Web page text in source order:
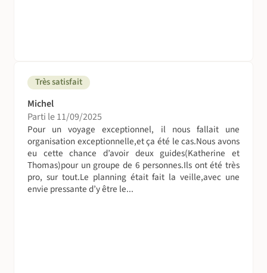
Très satisfait
Michel
Parti le 11/09/2025
Pour un voyage exceptionnel, il nous fallait une
organisation exceptionnelle,et ça été le cas.Nous avons
eu cette chance d’avoir deux guides(Katherine et
Thomas)pour un groupe de 6 personnes.Ils ont été très
pro, sur tout.Le planning était fait la veille,avec une
envie pressante d’y être le...